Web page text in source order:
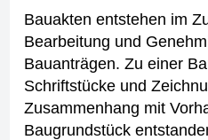
Bauakten entstehen im
Bearbeitung und
Bauanträgen. Zu einer
Schriftstücke und
Zusammenhang mit
Baugrundstück